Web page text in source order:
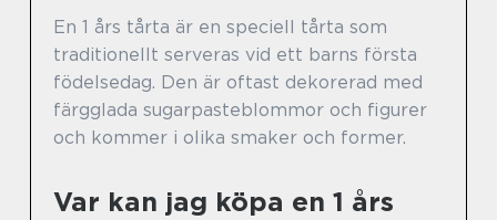
En 1 års tårta är en speciell tårta som
traditionellt serveras vid ett barns första
födelsedag. Den är oftast dekorerad med
färgglada sugarpasteblommor och figurer
och kommer i olika smaker och former.
Var kan jag köpa en 1 års